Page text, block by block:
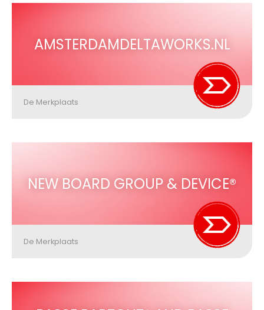
AMSTERDAMDELTAWORKS.NL
De Merkplaats
NEW BOARD GROUP & DEVICE®
De Merkplaats